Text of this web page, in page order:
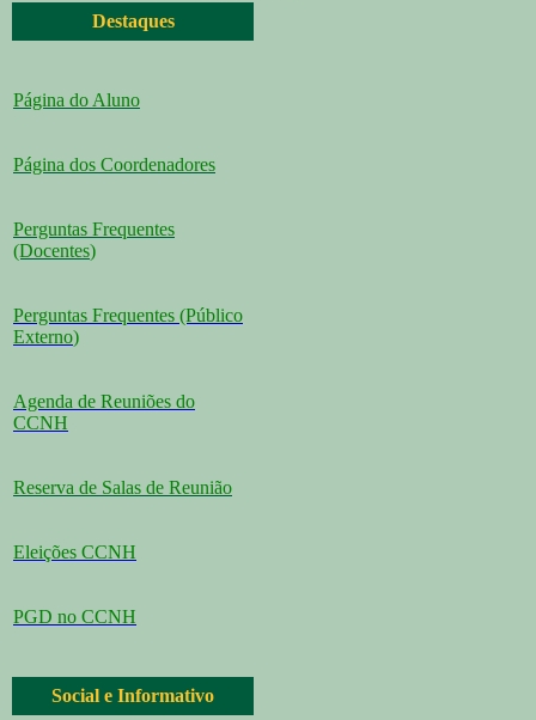
Destaques
Página do Aluno
Página dos Coordenadores
Perguntas Frequentes
(Docentes)
Perguntas Frequentes (Público
Externo)
Agenda de Reuniões do
CCNH
Reserva de Salas de Reunião
Eleições CCNH
PGD no CCNH
Social e Informativo